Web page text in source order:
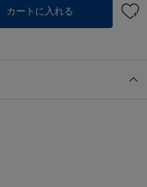
カートに入れる